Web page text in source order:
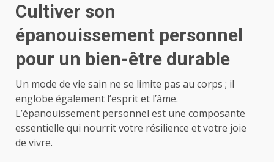
Cultiver son
épanouissement personnel
pour un bien-être durable
Un mode de vie sain ne se limite pas au corps ; il
englobe également l’esprit et l’âme.
L’épanouissement personnel est une composante
essentielle qui nourrit votre résilience et votre joie
de vivre.